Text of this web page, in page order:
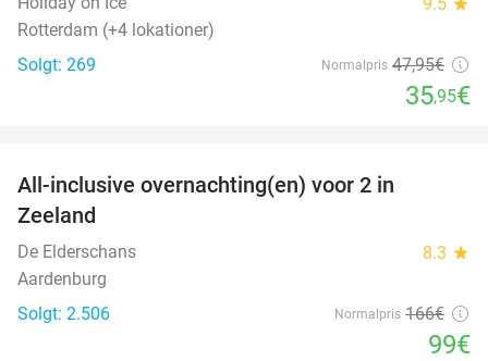
Rotterdam (+4 lokationer)
Solgt: 269
Normalpris 47,95€
35,95€
All-inclusive overnachting(en) voor 2 in
Zeeland
De Elderschans 8.3 star
Aardenburg
Solgt: 2.506
Normalpris 166€
99€